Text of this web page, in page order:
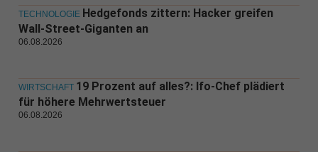
TECHNOLOGIE Hedgefonds zittern: Hacker greifen
Wall-Street-Giganten an
06.08.2026
WIRTSCHAFT 19 Prozent auf alles?: Ifo-Chef plädiert
für höhere Mehrwertsteuer
06.08.2026